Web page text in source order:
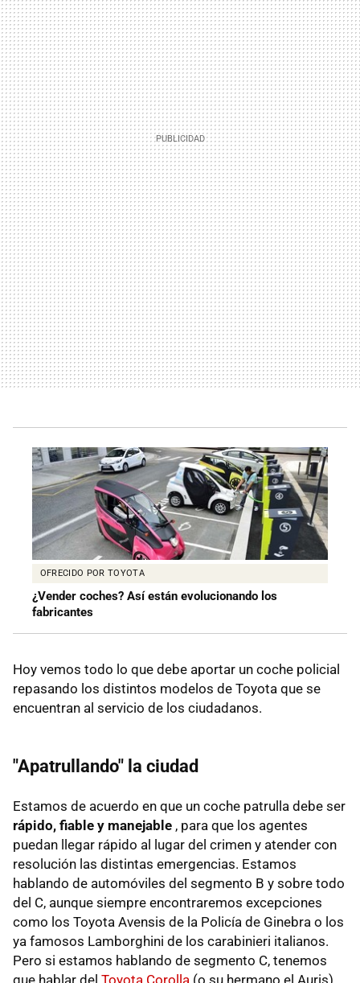
OFRECIDO POR TOYOTA
¿Vender coches? Así están evolucionando los
fabricantes
Hoy vemos todo lo que debe aportar un coche policial
repasando los distintos modelos de Toyota que se
encuentran al servicio de los ciudadanos.
"Apatrullando" la ciudad
Estamos de acuerdo en que un coche patrulla debe ser
rápido, fiable y manejable , para que los agentes
puedan llegar rápido al lugar del crimen y atender con
resolución las distintas emergencias. Estamos
hablando de automóviles del segmento B y sobre todo
del C, aunque siempre encontraremos excepciones
como los Toyota Avensis de la Policía de Ginebra o los
ya famosos Lamborghini de los carabinieri italianos.
Pero si estamos hablando de segmento C, tenemos
que hablar del Toyota Corolla (o su hermano el Auris).